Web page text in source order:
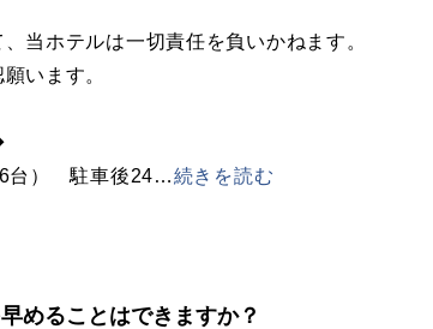
当ホテルは一切責任を負いかねます。
います。
6台） 駐車後24…続きを読む
めることはできますか？